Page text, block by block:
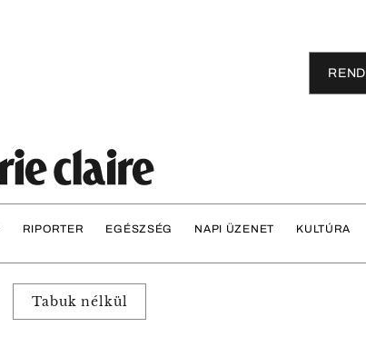
RIPORTER EGÉSZSÉG NAPI ÜZENET KULTÚRA
Tabuk nélkül